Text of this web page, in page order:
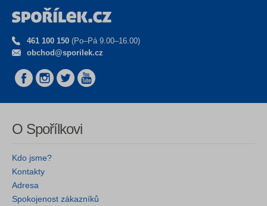
461 100 150 (Po–Pá 9.00–16.00)
obchod@sporilek.cz
O Spořílkovi
Kdo jsme?
Kontakty
Adresa
Spokojenost zákazníků